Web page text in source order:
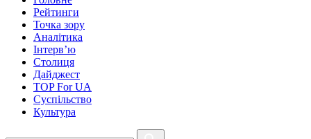
Рейтинги
Точка зору
Аналітика
Інтерв’ю
Столиця
Дайджест
TOP For UA
Суспiльство
Культура